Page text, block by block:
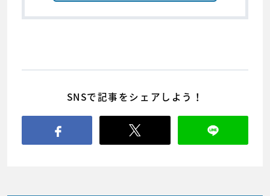
SNSで記事をシェアしよう！